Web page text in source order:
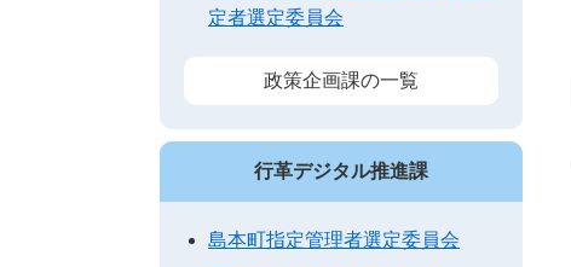
定者選定委員会
政策企画課の一覧
行革デジタル推進課
島本町指定管理者選定委員会